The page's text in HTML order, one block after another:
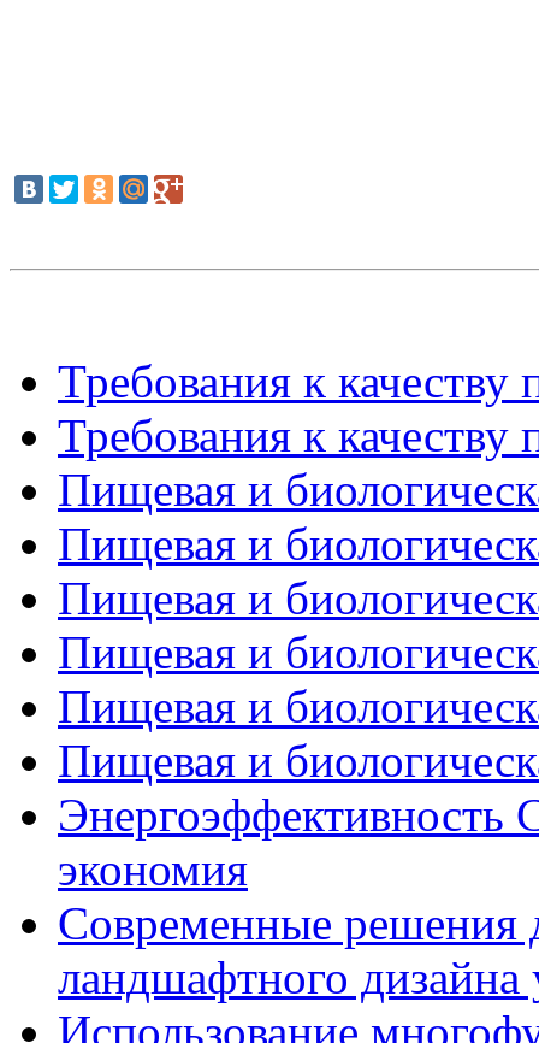
Требования к качеству
Требования к качеству
Пищевая и
Пищевая и
Пищевая и
Пищевая и
Пищевая и
Пищевая и
Энергоэффективность
экономия
Современные решения
ландшафтного дизайна
Использование